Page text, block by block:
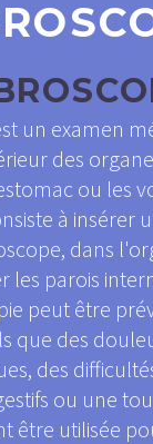
un examen
des
ou les
à insérer
dans
les parois
peut être
que des
des
ou une
être utilisée